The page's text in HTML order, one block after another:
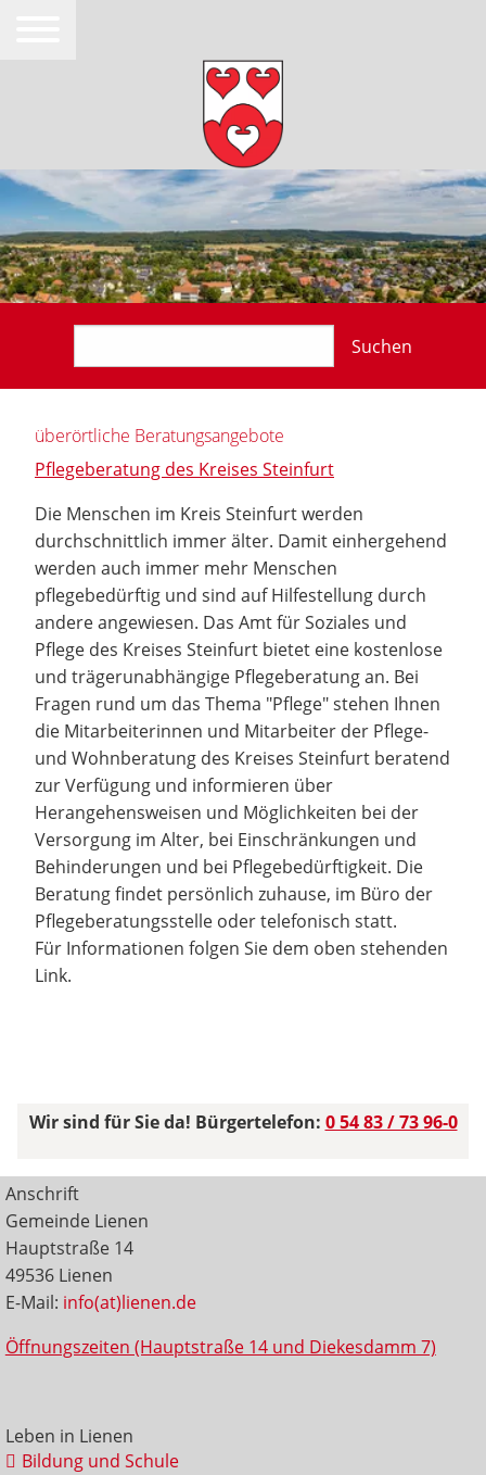
Suchen
überörtliche Beratungsangebote
Pflegeberatung des Kreises Steinfurt
Die Menschen im Kreis Steinfurt werden
durchschnittlich immer älter. Damit einhergehend
werden auch immer mehr Menschen
pflegebedürftig und sind auf Hilfestellung durch
andere angewiesen. Das Amt für Soziales und
Pflege des Kreises Steinfurt bietet eine kostenlose
und trägerunabhängige Pflegeberatung an. Bei
Fragen rund um das Thema "Pflege" stehen Ihnen
die Mitarbeiterinnen und Mitarbeiter der Pflege-
und Wohnberatung des Kreises Steinfurt beratend
zur Verfügung und informieren über
Herangehensweisen und Möglichkeiten bei der
Versorgung im Alter, bei Einschränkungen und
Behinderungen und bei Pflegebedürftigkeit. Die
Beratung findet persönlich zuhause, im Büro der
Pflegeberatungsstelle oder telefonisch statt.
Für Informationen folgen Sie dem oben stehenden
Link.
Wir sind für Sie da! Bürgertelefon: 0 54 83 / 73 96-0
Anschrift
Gemeinde Lienen
Hauptstraße 14
49536 Lienen
E-Mail: info(at)lienen.de
Öffnungszeiten (Hauptstraße 14 und Diekesdamm 7)
Leben in Lienen
Bildung und Schule